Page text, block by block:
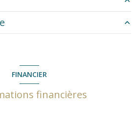
40 m²
FINANCIER
financières